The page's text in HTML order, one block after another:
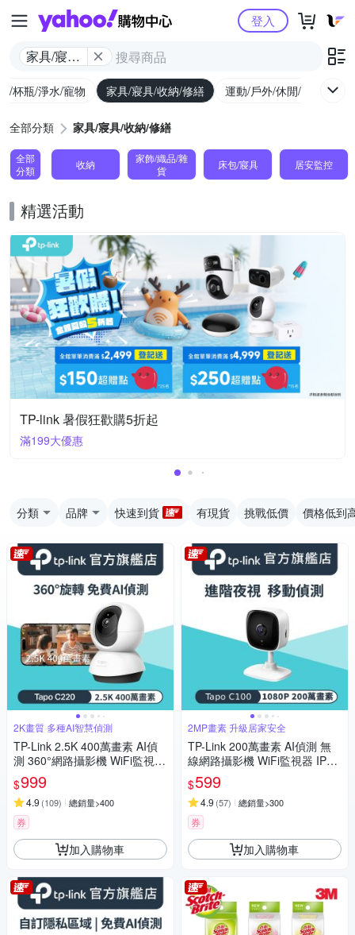
Yahoo購物中心
家具/寢具/
登入
/杯瓶/淨水/寵物 家具/寢具/收納/修繕 運動/戶外/休閒/健身
全部分類 家具/寢具/收納/修繕
全部
分類
收納
家飾/織品/雜
貨
床包/寢具 居安監控
精選活動
TP-link 暑假狂歡購5折起
滿199大優惠
分類 品牌 快速到貨 有現貨 挑戰低價 價格低到
2K畫質 多種AI智慧偵測
TP-Link 2.5K 400萬畫素 AI偵
測 360°網路攝影機 WiFi監視器
IPCAM (雙向語音/支援512G /
寵物/嬰兒/長輩/Tapo C220)
$999
4.9 (109) 總銷量>400
券
加入購物車
2MP畫素 升級居家安全
TP-Link 200萬畫素 AI偵測 無
線網路攝影機 WiFi監視器 IPCA
M (雙向語音/支援512G /寵物/
嬰兒/長輩/Tapo C100)
$599
4.9 (57) 總銷量>300
券
加入購物車